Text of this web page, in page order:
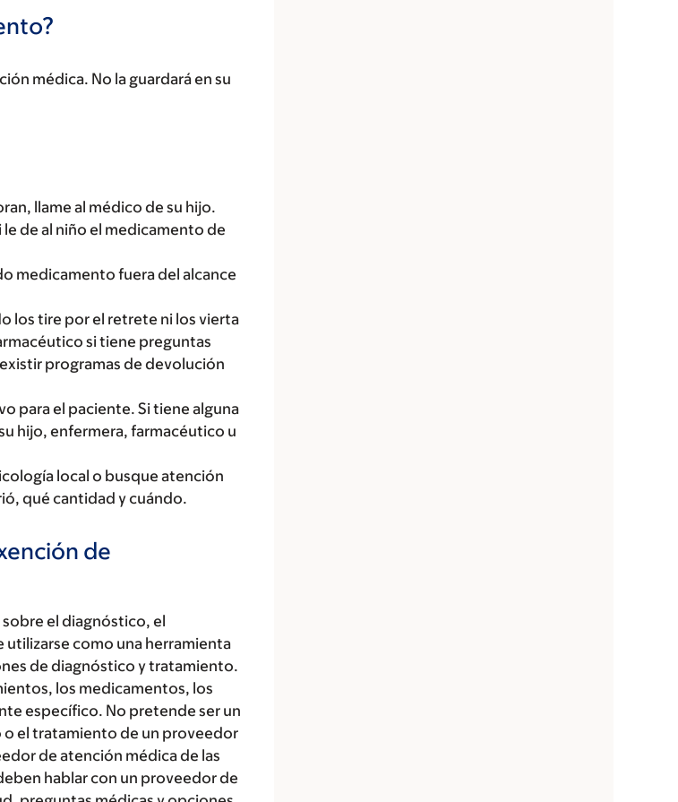
médica. No la guardará en su
llame al médico de su hijo.
de al niño el medicamento de
medicamento fuera del alcance
los tire por el retrete ni los vierta
si tiene preguntas
programas de devolución
para el paciente. Si tiene alguna
hijo, enfermera, farmacéutico u
local o busque atención
qué cantidad y cuándo.
de
el diagnóstico, el
como una herramienta
de diagnóstico y tratamiento.
los medicamentos, los
específico. No pretende ser un
el tratamiento de un proveedor
de atención médica de las
hablar con un proveedor de